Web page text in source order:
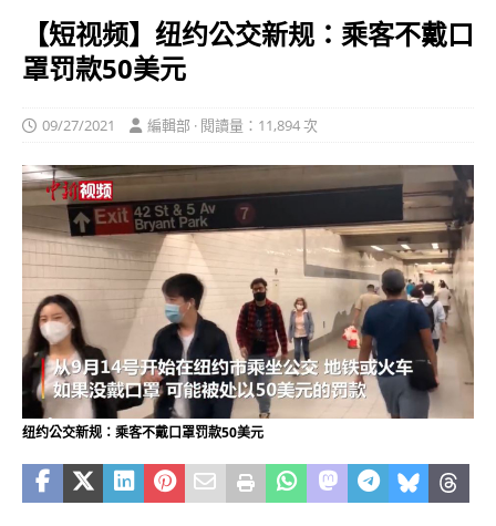
【短视频】纽约公交新规：乘客不戴口
罩罚款50美元
09/27/2021 編輯部 · 閱讀量：11,894 次
纽约公交新规：乘客不戴口罩罚款50美元